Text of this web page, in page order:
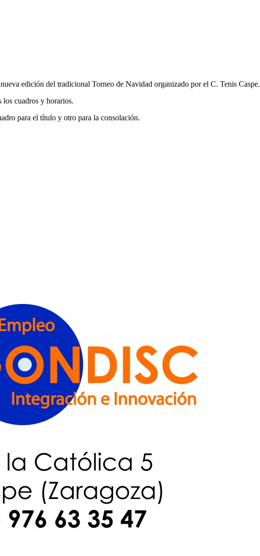
edición del tradicional Torneo de Navidad organizado por el C. Tenis Caspe.
cuadros y horarios.
para el título y otro para la consolación.